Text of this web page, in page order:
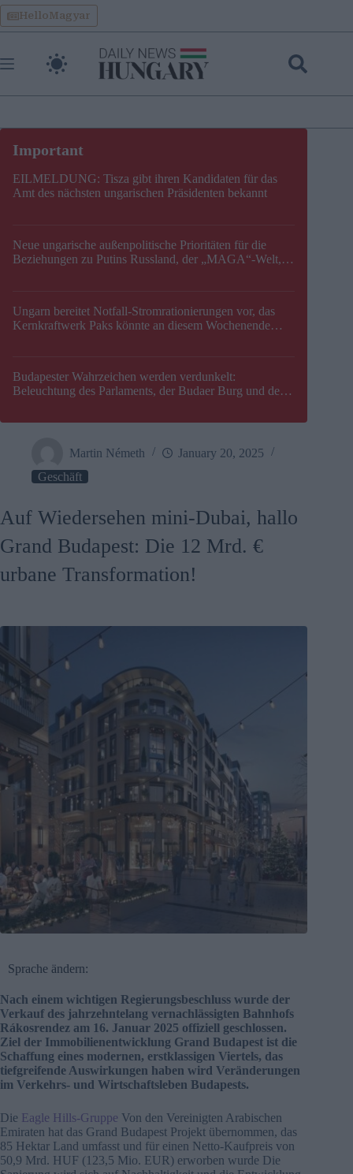
Skip
to
content
HelloMagyar
EILMELDUNG: Tisza gibt ihren Kandidaten für das
Amt des nächsten ungarischen Präsidenten bekannt
Neue ungarische außenpolitische Prioritäten für die
Beziehungen zu Putins Russland, der „MAGA“-Welt,
Ungarn bereitet Notfall-Stromrationierungen vor, das
Kernkraftwerk Paks könnte an diesem Wochenende
Budapester Wahrzeichen werden verdunkelt:
Beleuchtung des Parlaments, der Budaer Burg und der
Martin Németh
January 20, 2025
Geschäft
Auf Wiedersehen mini-Dubai, hallo
Grand Budapest: Die 12 Mrd. €
urbane Transformation!
Sprache ändern:
Nach einem wichtigen Regierungsbeschluss wurde der
Verkauf des jahrzehntelang vernachlässigten Bahnhofs
Rákosrendez am 16. Januar 2025 offiziell geschlossen.
Ziel der Immobilienentwicklung Grand Budapest ist die
Schaffung eines modernen, erstklassigen Viertels, das
tiefgreifende Auswirkungen haben wird Veränderungen
im Verkehrs- und Wirtschaftsleben Budapests.
Die Eagle Hills-Gruppe Von den Vereinigten Arabischen
Emiraten hat das Grand Budapest Projekt übernommen, das
85 Hektar Land umfasst und für einen Netto-Kaufpreis von
50,9 Mrd. HUF (123,5 Mio. EUR) erworben wurde Die